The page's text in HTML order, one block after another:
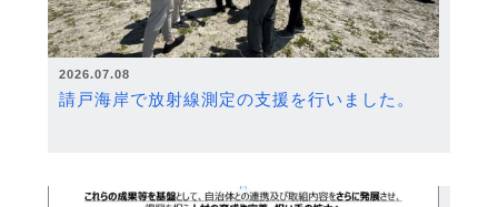
2026.07.08
請戸海岸で放射線測定の支援を行いました。